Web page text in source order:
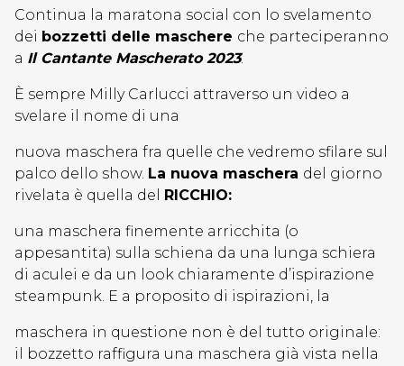
Continua la maratona social con lo svelamento
dei bozzetti delle maschere che parteciperanno
a Il Cantante Mascherato 2023.
È sempre Milly Carlucci attraverso un video a
svelare il nome di una
nuova maschera fra quelle che vedremo sfilare sul
palco dello show. La nuova maschera del giorno
rivelata è quella del RICCHIO:
una maschera finemente arricchita (o
appesantita) sulla schiena da una lunga schiera
di aculei e da un look chiaramente d’ispirazione
steampunk. E a proposito di ispirazioni, la
maschera in questione non è del tutto originale:
il bozzetto raffigura una maschera già vista nella